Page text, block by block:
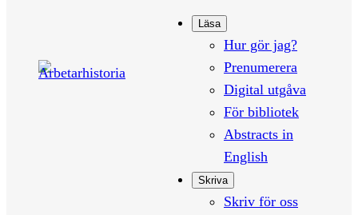
Läsa
Hur gör jag?
Prenumerera
Digital utgåva
För bibliotek
Abstracts in
English
Skriva
Skriv för oss